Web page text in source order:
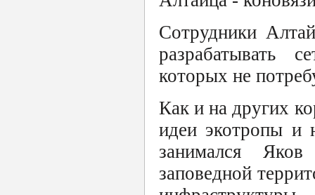
Сотрудники
разрабатывать
которых не
Как и на других
идеи экотропы и
занимался
заповедной